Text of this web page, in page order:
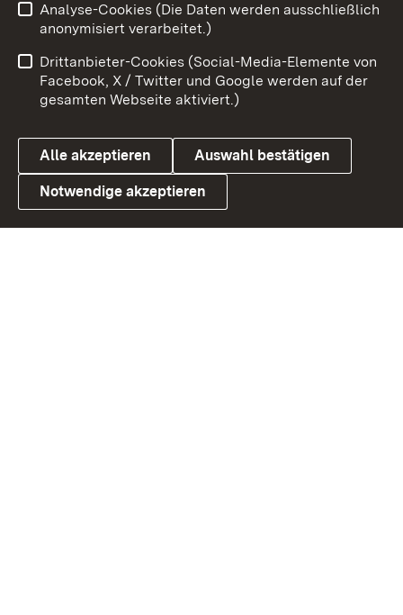
Link zum Landesportal
Impressum
Kontakt
Barrierefreiheit
Datenschutz
Cookies
Analyse-Cookies (Die Daten werden ausschließlich
anonymisiert verarbeitet.)
Drittanbieter-Cookies (Social-Media-Elemente von
Facebook, X / Twitter und Google werden auf der
gesamten Webseite aktiviert.)
Alle akzeptieren Auswahl bestätigen
Notwendige akzeptieren